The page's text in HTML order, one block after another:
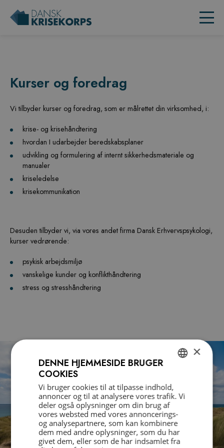
Kurser og foredrag
Vi tilbyder kurser og foredrag, som er målrettet din virksomhed, i:
krise- og krisehåndtering
hvordan I udarbejder beredskabsplaner
udvikling og formulering af internt sikkerhedsmateriale og
manualer
kriseledelse
krisekommunikation
Desuden tilbyder vi, via vores andet firma Dansk Erhvervspsykologi,
kurser vedrørende:
psykisk arbejdsmiljø
vanskelige kunder og konflikthåndtering
stress og stresshåndtering
ENGLISH
×
DENNE HJEMMESIDE BRUGER
COOKIES
Vi bruger cookies til at tilpasse indhold,
annoncer og til at analysere vores trafik. Vi
deler også oplysninger om din brug af
vores websted med vores annoncerings-
og analysepartnere, som kan kombinere
dem med andre oplysninger, som du har
givet dem, eller som de har indsamlet fra